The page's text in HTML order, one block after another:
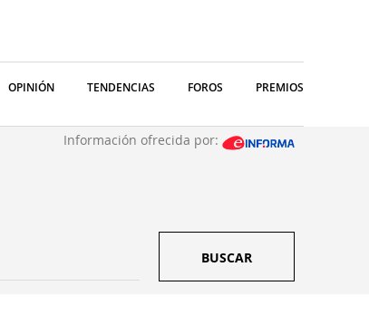
OPINIÓN TENDENCIAS FOROS PREMIOS
Información ofrecida por:
BUSCAR